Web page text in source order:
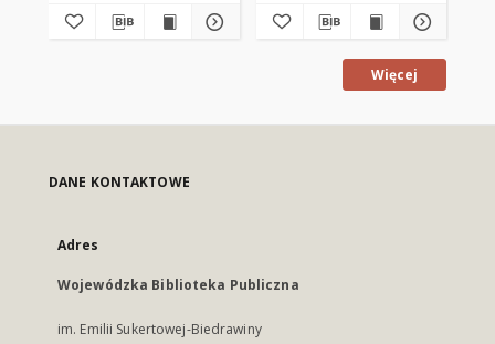
Więcej
DANE KONTAKTOWE
Adres
Wojewódzka Biblioteka Publiczna
im. Emilii Sukertowej-Biedrawiny